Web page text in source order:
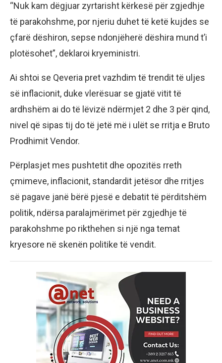
“Nuk kam dëgjuar zyrtarisht kërkesë për zgjedhje
të parakohshme, por njeriu duhet të ketë kujdes se
çfarë dëshiron, sepse ndonjëherë dëshira mund t’i
plotësohet”, deklaroi kryeministri.
Ai shtoi se Qeveria pret vazhdim të trendit të uljes
së inflacionit, duke vlerësuar se gjatë vitit të
ardhshëm ai do të lëvizë ndërmjet 2 dhe 3 për qind,
nivel që sipas tij do të jetë më i ulët se rritja e Bruto
Prodhimit Vendor.
Përplasjet mes pushtetit dhe opozitës rreth
çmimeve, inflacionit, standardit jetësor dhe rritjes
së pagave janë bërë pjesë e debatit të përditshëm
politik, ndërsa paralajmërimet për zgjedhje të
parakohshme po rikthehen si një nga temat
kryesore në skenën politike të vendit.